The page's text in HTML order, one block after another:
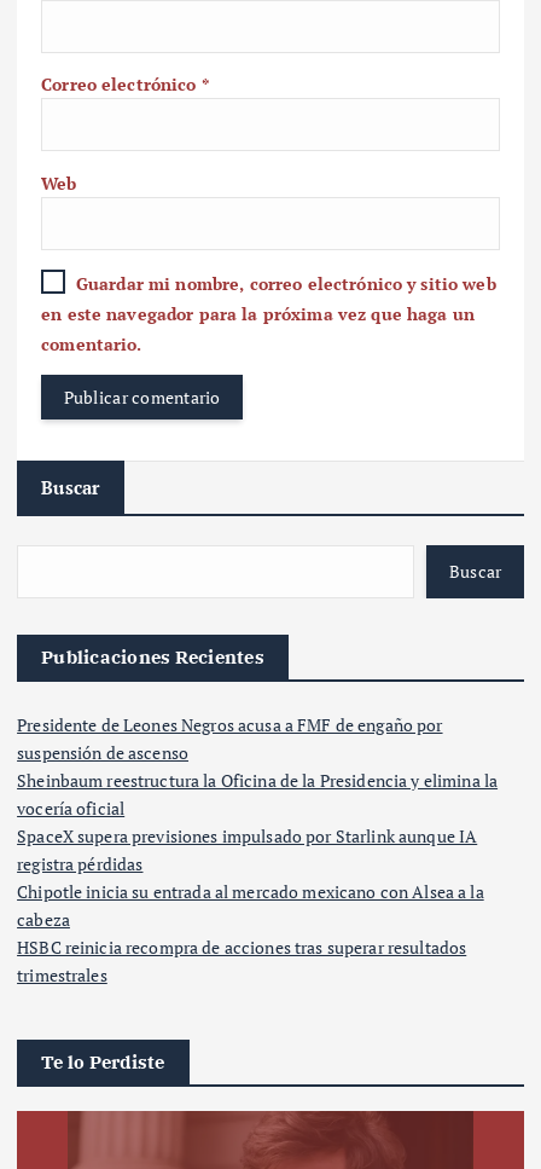
Correo electrónico *
Web
Guardar mi nombre, correo electrónico y sitio web
en este navegador para la próxima vez que haga un
comentario.
Buscar
Buscar
Publicaciones Recientes
Presidente de Leones Negros acusa a FMF de engaño por
suspensión de ascenso
Sheinbaum reestructura la Oficina de la Presidencia y elimina la
vocería oficial
SpaceX supera previsiones impulsado por Starlink aunque IA
registra pérdidas
Chipotle inicia su entrada al mercado mexicano con Alsea a la
cabeza
HSBC reinicia recompra de acciones tras superar resultados
trimestrales
Te lo Perdiste